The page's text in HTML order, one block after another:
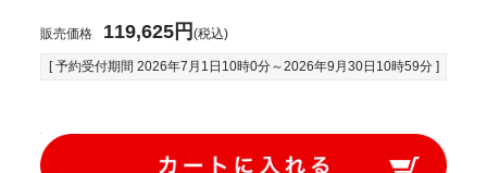
販売価格 119,625円(税込)
[ 予約受付期間 2026年7月1日10時0分～2026年9月30日10時59分]